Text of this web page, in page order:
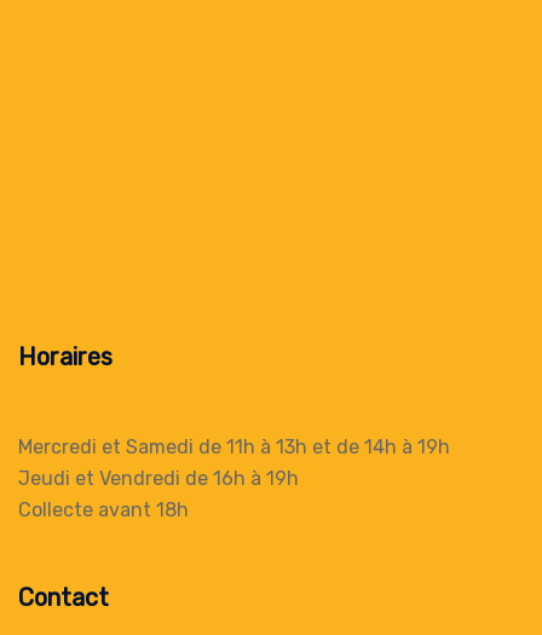
Horaires
Mercredi et Samedi de 11h à 13h et de 14h à 19h
Jeudi et Vendredi de 16h à 19h
Collecte avant 18h
Contact